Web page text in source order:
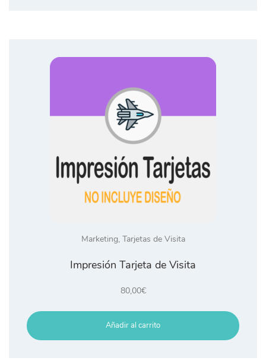
Marketing, Tarjetas de Visita
Impresión Tarjeta de Visita
80,00€
Añadir al carrito